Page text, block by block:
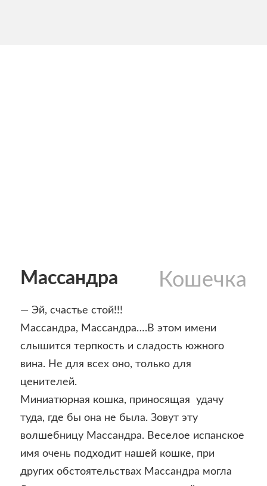
Кошечка
Массандра
— Эй, счастье стой!!!
Массандра, Массандра….В этом имени
слышится терпкость и сладость южного
вина. Не для всех оно, только для
ценителей.
Миниатюрная кошка, приносящая удачу
туда, где бы она не была. Зовут эту
волшебницу Массандра. Веселое испанское
имя очень подходит нашей кошке, при
других обстоятельствах Массандра могла